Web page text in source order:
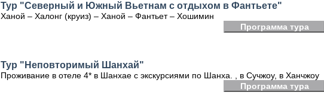
Тур "Северный и Южный Вьетнам с отдыхом в Фантьете"
Ханой – Халонг (круиз) – Ханой – Фантьет – Хошимин
Программа тура
Тур "Неповторимый Шанхай"
Проживание в отеле 4* в Шанхае с экскурсиями по Шанха. , в Сучжоу, в Ханчжоу
Программа тура